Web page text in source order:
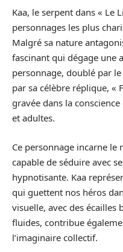
Kaa, le serpent dans « Le
personnages les plus
Malgré sa nature
fascinant qui dégage une
personnage, doublé par
par sa célèbre réplique, «
gravée dans la
et adultes.
Ce personnage incarne le
capable de séduire avec
hypnotisante. Kaa
qui guettent nos héros
visuelle, avec des
fluides, contribue
l’imaginaire collectif.